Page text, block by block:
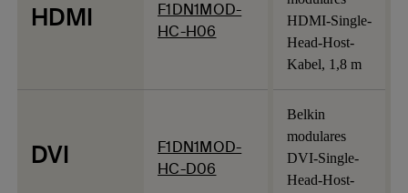
HDMI
F1DN1MOD-
HC-H06
HDMI-Single-
Head-Host-
Kabel, 1,8 m
DVI
F1DN1MOD-
HC-D06
Belkin
modulares
DVI-Single-
Head-Host-